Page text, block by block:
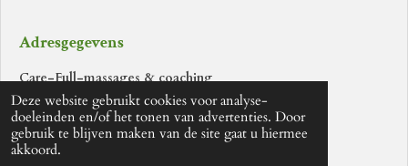
Deze website gebruikt cookies voor analyse-
doeleinden en/of het tonen van advertenties. Door
gebruik te blijven maken van de site gaat u hiermee
akkoord.
Adresgegevens
Care-Full-massages & coaching
Ter Voortlaan 53Edegem
te Antwerpen,